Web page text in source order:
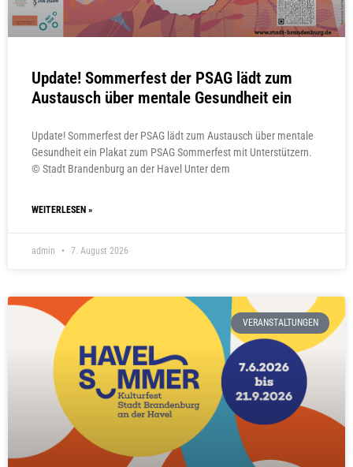
Update! Sommerfest der PSAG lädt zum
Austausch über mentale Gesundheit ein
Update! Sommerfest der PSAG lädt zum Austausch über mentale
Gesundheit ein Plakat zum PSAG Sommerfest mit Unterstützern.
© Stadt Brandenburg an der Havel Unter dem
WEITERLESEN »
admin 7. August 2026
VERANSTALTUNGEN